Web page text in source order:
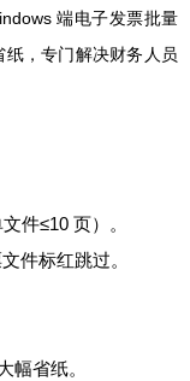
端电子发票批量
，专门解决财务人员
件≤10 页）。
件标红跳过。
幅省纸。